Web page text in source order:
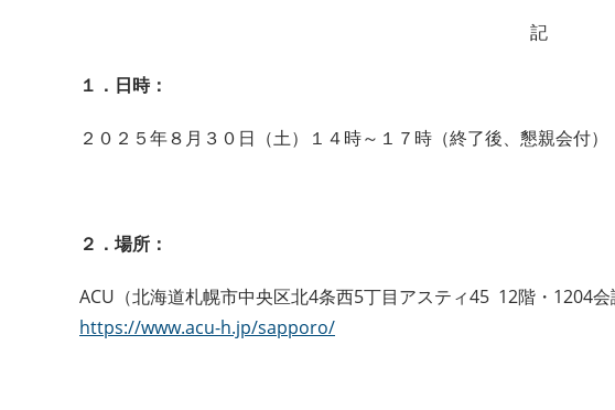
記
１．日時：
２０２５年８月３０日（土）１４時～１７時（終了後、懇親会付）
２．場所：
ACU（北海道札幌市中央区北4条西5丁目アスティ45 12階・1204会
https://www.acu-h.jp/sapporo/